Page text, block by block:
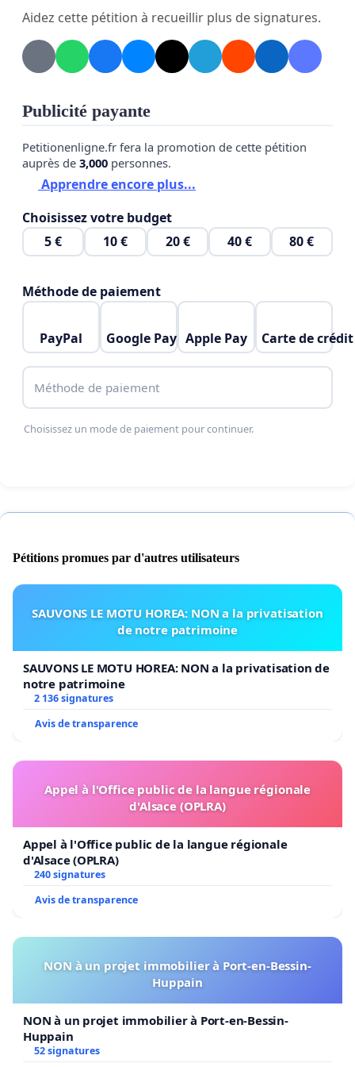
coopération, le partage des connaissances et des
indispensables à la réalisation d'actions climatiques
significatives et durables.
Par cette pétition, nous exhortons les dirigeants
reconnaître la paix comme un élément essentiel
dans la lutte contre le réchauffement climatique et
un climat de coopération internationale. Votre
signature ci-dessous signifie votre soutien à cet
notre planète pour les générations actuelles et
Aidez cette pétition à recueillir plus de signatures.
Publicité payante
Petitionenligne.fr fera la promotion de cette pétition
auprès de 3,000 personnes.
Apprendre encore plus...
Choisissez votre budget
5 €
10 € 20 € 40 € 80 €
Méthode de paiement
PayPal Google Pay Apple Pay Carte de crédit
Méthode de paiement
Choisissez un mode de paiement pour continuer.
Pétitions promues par d'autres utilisateurs
SAUVONS LE MOTU HOREA: NON a la privatisation
de notre patrimoine
SAUVONS LE MOTU HOREA: NON a la privatisation de
notre patrimoine
2 136 signatures
Avis de transparence
Appel à l'Office public de la langue régionale
d'Alsace (OPLRA)
Appel à l'Office public de la langue régionale
d'Alsace (OPLRA)
240 signatures
Avis de transparence
NON à un projet immobilier à Port-en-Bessin-
Huppain
NON à un projet immobilier à Port-en-Bessin-
Huppain
52 signatures